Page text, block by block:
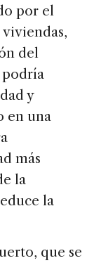
por el
del
y
en una
más
la
la
que se